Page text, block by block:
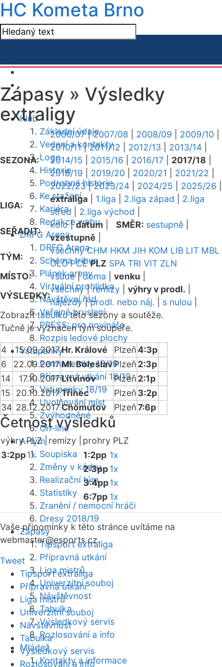
HC Kometa Brno
Klub
Základní údaje
Vedení a kontakty
Logo
Historie
Podrobná historie
Ke stažení
Kariéra
Redakce webu
DRFG Arena
DRFG Arena
Schéma tribun
Plánek areny
Virtuální prohlídka
Návštěvní řád
Veřejné bruslení
PRESS: pro novináře
Rozpis ledové plochy
Vstupenky
Permanentky 18/19
Přípravná utkání 18/19
Vstupenky 18/19
Uvolňování míst
Zvýhodněné
On-line
A-tým
Soupiska
Změny v kádru
Realizační tým
Statistiky
Zranění / nemocní hráči
Dresy 2018/19
Zápasy
Tipsport extraliga
Přípravná utkání
Liga mistrů
Univerzitní souboj
Návštěvnost
Tabulka
Výsledkový servis
Rozlosování a info
Mládež
Kontakty a informace
Zápasy » Výsledky
extraligy
SEZONA:
2006/07|2007/08 2008/09 2009/10
2010/11|2011/12 2012/13 2013/14
2014/15
2015/16 2016/17 2017/18
2018/19
2019/20 2020/21 2021/22
2022/23|2023/24 2024/25 2025/26
LIGA:
extraliga 1.liga 2.liga západ
2.liga
střed
2.liga východ
SEŘADIT:
kolo|datum SMĚR: sestupně
vzestupně
TÝM:
všechny CHM HKM JIH KOM LIB LIT MBL
OLO PCE PLZ SPA TRI VIT ZLN
MÍSTO:
všude|doma venku
VÝSLEDKY:
všechny|remízy výhry v prodl.
nájezdy|prodl. nebo náj. s nulou
Zobrazittabulkutéto sezóny a soutěže.
Tučně je vyznačen tým soupeře.
4 15.09.2017Hr. Králové Plzeň4:3p
6
22.09.2017Ml. BoleslavPlzeň 2:3p
14
17.10.2017Litvínov Plzeň 2:1p
15
20.10.2017Třinec Plzeň 3:2p
34 28.12.2017Chomutov Plzeň7:6p
Četnost výsledků
výhry PLZ | remízy |
prohry PLZ
3:2pp1x 1:2pp 1x
2:3pp1x
3:4pp1x
6:7pp 1x
Vaše připomínky k této stránce uvítáme na
webmaster@esports.cz.
Tweet
Tipsport extraliga
Přípravná utkání
Liga mistrů
Univerzitní souboj
Návštěvnost
Tabulka
Výsledkový servis
Rozlosování a info